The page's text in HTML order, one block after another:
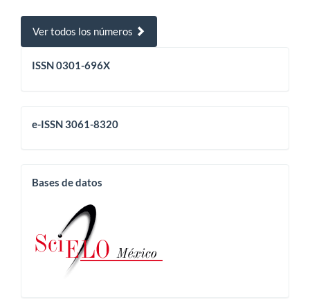
Ver todos los números
issn
ISSN 0301-696X
eissn
e-ISSN 3061-8320
base
Bases de datos